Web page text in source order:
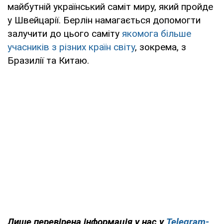
майбутній український саміт миру, який пройде
у Швейцарії. Берлін намагається допомогти
залучити до цього саміту якомога більше
учасників з різних країн світу, зокрема, з
Бразилії та Китаю.
Лише перевірена інформація у нас у Telegram-